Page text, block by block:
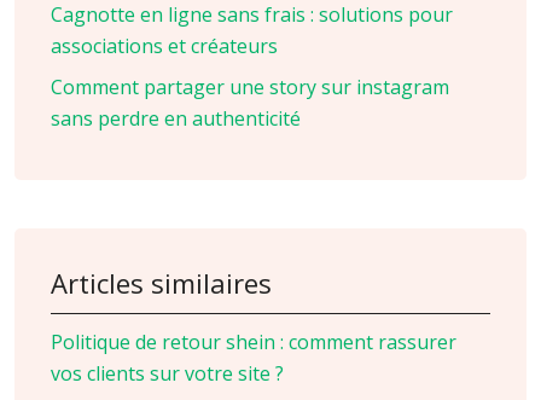
Cagnotte en ligne sans frais : solutions pour
associations et créateurs
Comment partager une story sur instagram
sans perdre en authenticité
Articles similaires
Politique de retour shein : comment rassurer
vos clients sur votre site ?